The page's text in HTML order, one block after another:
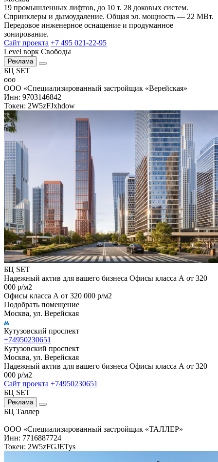
19 промышленных лифтов, до 10 т. 28 доковых систем.
Спринклеры и дымоудаление. Общая эл. мощность — 22 МВт.
Передовое инженерное оснащение и продуманное
зонирование.
Сайт проекта +7 495 021-22-95
Level ворк Свободы
Реклама
БЦ SET
ооо
ООО «Специализированный застройщик «Верейская»
Инн: 9703146842
Токен: 2W5zFJxhdow
БЦ SET
Надежный актив для вашего бизнеса Офисы класса А от 320
000 р/м2
Офисы класса А от 320 000 р/м2
Подобрать помещение
Москва, ул. Верейская
Кутузовский проспект
+74950230651
Кутузовский проспект
Москва, ул. Верейская
Надежный актив для вашего бизнеса Офисы класса А от 320
000 р/м2
Сайт проекта +74950230651
БЦ SET
Реклама
БЦ Таллер
ООО «Специализированный застройщик «ТАЛЛЕР»
Инн: 7716887724
Токен: 2W5zFGJETys